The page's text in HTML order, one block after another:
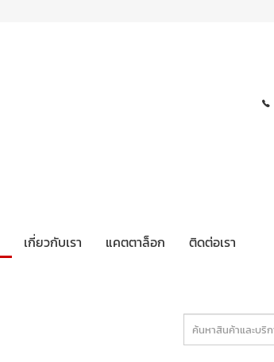
เกี่ยวกับเรา แคตตาล็อก ติดต่อเรา